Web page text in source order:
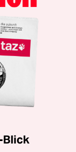
Blick